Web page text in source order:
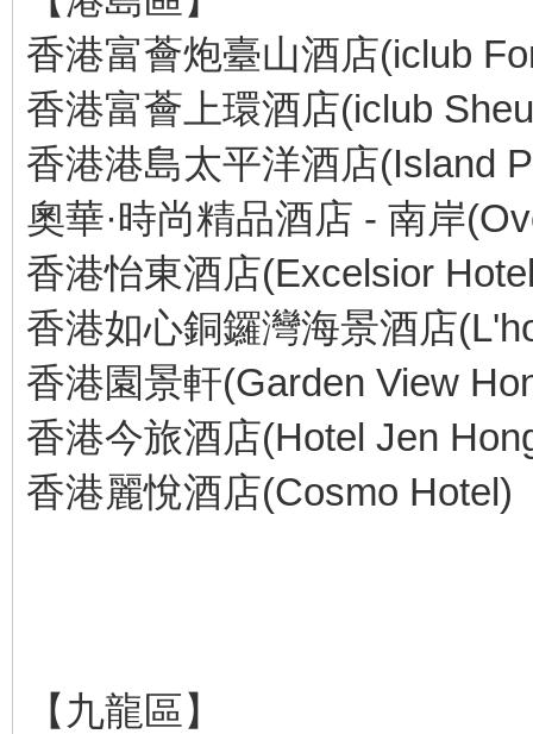
香港富薈炮臺山酒店(iclub
香港富薈上環酒店(iclub
香港港島太平洋酒店(Island
奧華·時尚精品酒店 - 南岸
香港怡東酒店(Excelsior
香港如心銅鑼灣海景酒店
香港園景軒(Garden View
香港今旅酒店(Hotel Jen
香港麗悅酒店(Cosmo Hotel)
【九龍區】